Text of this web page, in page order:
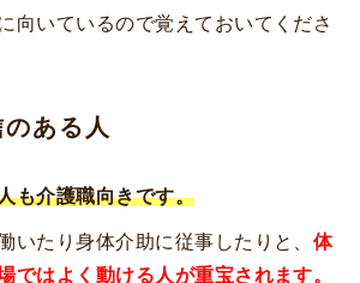
向いているので覚えておいてくださ
ある人
も介護職向きです。
いたり身体介助に従事したりと、 体
ではよく動ける人が重宝されます。